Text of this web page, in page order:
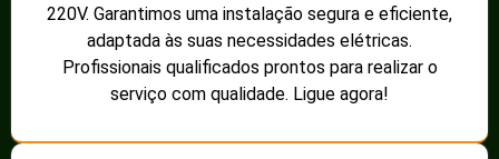
220V. Garantimos uma instalação segura e eficiente,
adaptada às suas necessidades elétricas.
Profissionais qualificados prontos para realizar o
serviço com qualidade. Ligue agora!